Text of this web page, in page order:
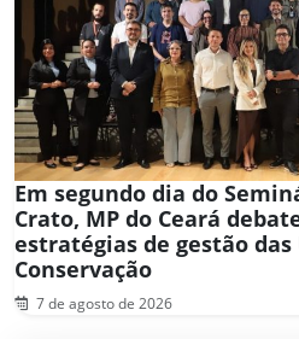
Em segundo dia do
Crato, MP do Ceará
estratégias de gestão das
Conservação
7 de agosto de 2026